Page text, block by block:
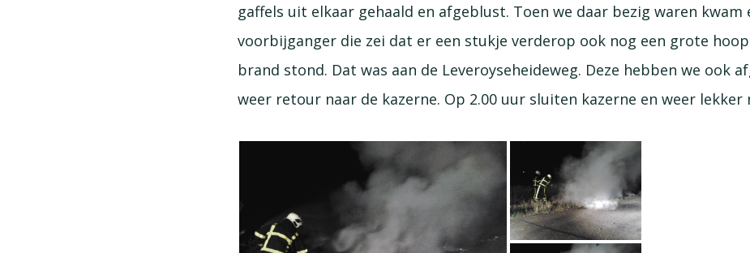
gaffels uit elkaar gehaald en afgeblust. Toen we daar bezig waren kwam
voorbijganger die zei dat er een stukje verderop ook nog een grote
brand stond. Dat was aan de Leveroyseheideweg. Deze hebben we ook
weer retour naar de kazerne. Op 2.00 uur sluiten kazerne en weer lekker